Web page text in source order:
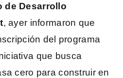
de Desarrollo
, ayer informaron que
del programa
que busca
cero para construir en